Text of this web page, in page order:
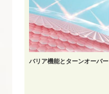
バリア機能とターンオーバー